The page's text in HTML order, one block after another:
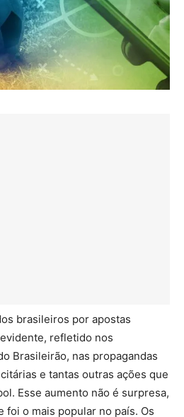
brasileiros por apostas
refletido nos
Brasileirão, nas propagandas
e tantas outras ações que
Esse aumento não é surpresa,
foi o mais popular no país. Os